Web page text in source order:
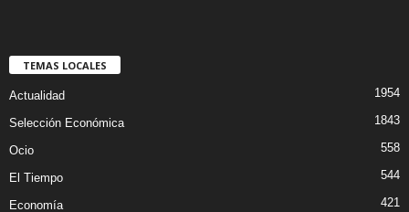
TEMAS LOCALES
Actualidad 1954
Selección Económica 1843
Ocio 558
El Tiempo 544
Economía 421